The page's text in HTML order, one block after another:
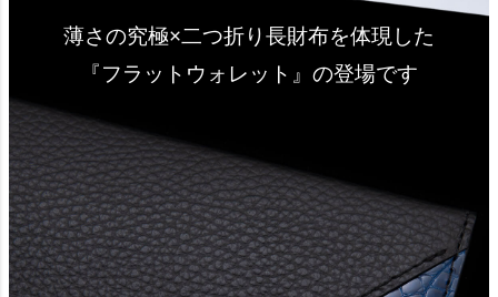
薄さの究極×二つ折り長財布を体現した
『フラットウォレット』の登場です